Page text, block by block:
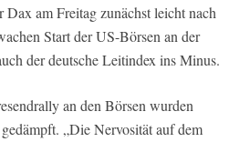
Dax am Freitag zunächst leicht nach
Start der US-Börsen an der
der deutsche Leitindex ins Minus.
an den Börsen wurden
„Die Nervosität auf dem